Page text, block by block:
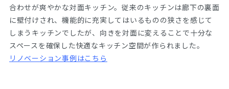
合わせが爽やかな対面キッチン。従来のキッチンは廊下の裏面
に壁付けされ、機能的に充実してはいるものの狭さを感じて
しまうキッチンでしたが、向きを対面に変えることで十分な
スペースを確保した快適なキッチン空間が作られました。
リノベーション事例はこちら